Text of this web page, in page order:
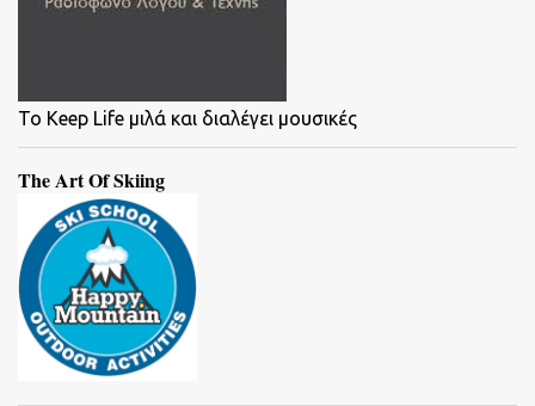
To Keep Life μιλά και διαλέγει μουσικές
The Art Of Skiing